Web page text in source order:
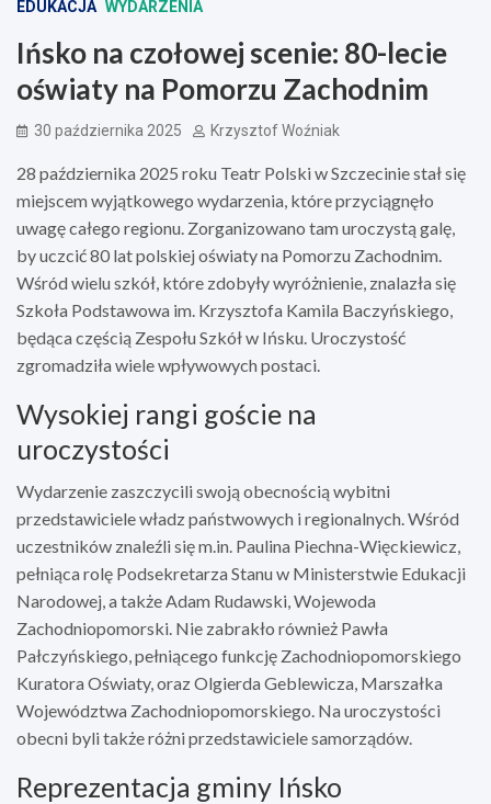
EDUKACJA WYDARZENIA
Ińsko na czołowej scenie: 80-lecie
oświaty na Pomorzu Zachodnim
30 października 2025 Krzysztof Woźniak
28 października 2025 roku Teatr Polski w Szczecinie stał się
miejscem wyjątkowego wydarzenia, które przyciągnęło
uwagę całego regionu. Zorganizowano tam uroczystą galę,
by uczcić 80 lat polskiej oświaty na Pomorzu Zachodnim.
Wśród wielu szkół, które zdobyły wyróżnienie, znalazła się
Szkoła Podstawowa im. Krzysztofa Kamila Baczyńskiego,
będąca częścią Zespołu Szkół w Ińsku. Uroczystość
zgromadziła wiele wpływowych postaci.
Wysokiej rangi goście na
uroczystości
Wydarzenie zaszczycili swoją obecnością wybitni
przedstawiciele władz państwowych i regionalnych. Wśród
uczestników znaleźli się m.in. Paulina Piechna-Więckiewicz,
pełniąca rolę Podsekretarza Stanu w Ministerstwie Edukacji
Narodowej, a także Adam Rudawski, Wojewoda
Zachodniopomorski. Nie zabrakło również Pawła
Pałczyńskiego, pełniącego funkcję Zachodniopomorskiego
Kuratora Oświaty, oraz Olgierda Geblewicza, Marszałka
Województwa Zachodniopomorskiego. Na uroczystości
obecni byli także różni przedstawiciele samorządów.
Reprezentacja gminy Ińsko